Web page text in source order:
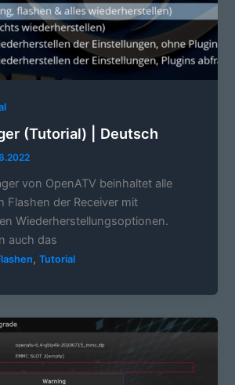
(Tutorial) | Deutsch
von OpenATV beinhaltet alle
Flashen der Receiver mit
Wiederherstellungsoptionen.
auch das
,Tutorial